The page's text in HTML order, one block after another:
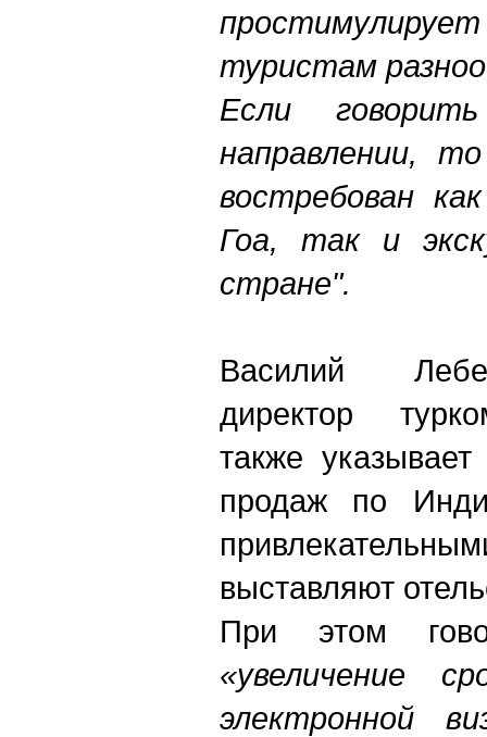
туристам
Если
направлении,
востребован
Гоа, так и
стране".
Василий
директор
также
продаж по
выставляют
При этом
«увеличение
электронной